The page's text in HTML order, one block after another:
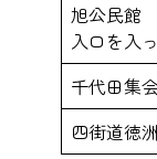
旭公民館
入口を入
千代田集
四街道徳